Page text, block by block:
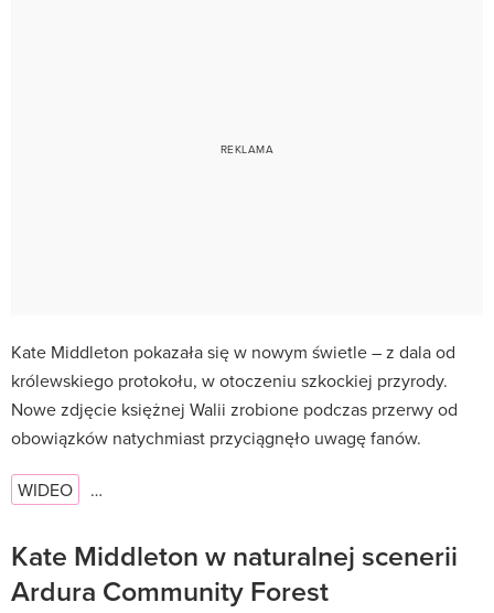
Kate Middleton pokazała się w nowym świetle – z dala od
królewskiego protokołu, w otoczeniu szkockiej przyrody.
Nowe zdjęcie księżnej Walii zrobione podczas przerwy od
obowiązków natychmiast przyciągnęło uwagę fanów.
WIDEO …
Kate Middleton w naturalnej scenerii
Ardura Community Forest